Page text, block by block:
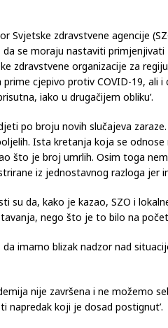
Svjetske zdravstvene agencije
da se moraju nastaviti
zdravstvene organizacije za
cjepivo protiv COVID-19, ali
iako u drugačijem obliku’.
po broju novih slučajeva
Ista kretanja koja se
što je broj umrlih. Osim toga
iz jednostavnog razloga jer
su da, kako je kazao, SZO i
nego što je to bilo na
da imamo blizak nadzor nad
nije završena i ne možemo
napredak koji je dosad postignut’.